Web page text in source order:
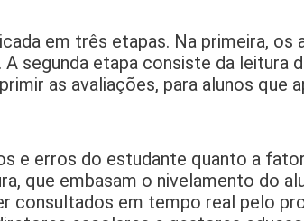
em três etapas. Na primeira, os
segunda etapa consiste da leitura
as avaliações, para alunos que
e erros do estudante quanto a
que embasam o nivelamento do
consultados em tempo real pelo